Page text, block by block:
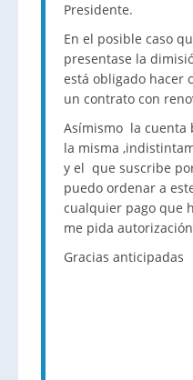
Presidente.
En el posible caso
presentase la
está obligado hacer
un contrato con
Asímismo la cuenta
la misma
y el que suscribe
puedo ordenar a
cualquier pago que
me pida
Gracias anticipadas